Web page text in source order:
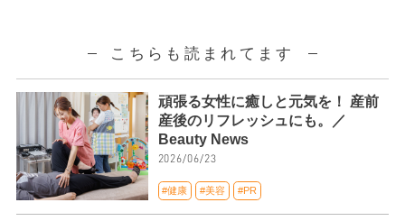
こちらも読まれてます
頑張る女性に癒しと元気を！ 産前
産後のリフレッシュにも。／
Beauty News
2026/06/23
#健康 #美容 #PR